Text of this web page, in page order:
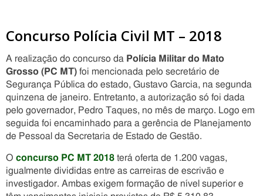
Concurso Polícia Civil MT – 2018
A realização do concurso da Polícia Militar do Mato
Grosso (PC MT) foi mencionada pelo secretário de
Segurança Pública do estado, Gustavo Garcia, na segunda
quinzena de janeiro. Entretanto, a autorização só foi dada
pelo governador, Pedro Taques, no mês de março. Logo em
seguida foi encaminhado para a gerência de Planejamento
de Pessoal da Secretaria de Estado de Gestão.
O concurso PC MT 2018 terá oferta de 1.200 vagas,
igualmente divididas entre as carreiras de escrivão e
investigador. Ambas exigem formação de nível superior e